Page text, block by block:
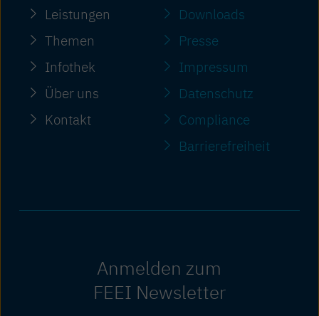
Leistungen
Themen
Infothek
Über uns
Kontakt
Downloads
Presse
Impressum
Datenschutz
Compliance
Barriere­freiheit
Anmelden zum
FEEI Newsletter